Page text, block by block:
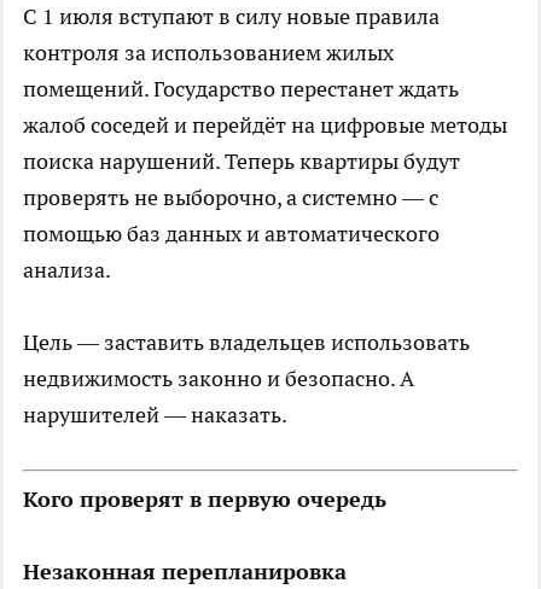
С 1 июля вступают в силу новые правила
контроля за использованием жилых
помещений. Государство перестанет ждать
жалоб соседей и перейдёт на цифровые методы
поиска нарушений. Теперь квартиры будут
проверять не выборочно, а системно — с
помощью баз данных и автоматического
анализа.
Цель — заставить владельцев использовать
недвижимость законно и безопасно. А
нарушителей — наказать.
Кого проверят в первую очередь
Незаконная перепланировка